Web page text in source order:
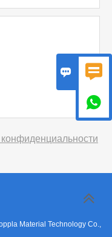
Material Technology Co.,
 
